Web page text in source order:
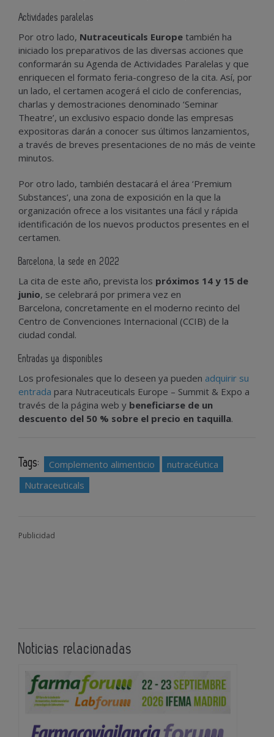
Actividades paralelas
Por otro lado, Nutraceuticals Europe también ha
iniciado los preparativos de las diversas acciones que
conformarán su Agenda de Actividades Paralelas y que
enriquecen el formato feria-congreso de la cita. Así, por
un lado, el certamen acogerá el ciclo de conferencias,
charlas y demostraciones denominado ‘Seminar
Theatre’, un exclusivo espacio donde las empresas
expositoras darán a conocer sus últimos lanzamientos,
a través de breves presentaciones de no más de veinte
minutos.
Por otro lado, también destacará el área ‘Premium
Substances’, una zona de exposición en la que la
organización ofrece a los visitantes una fácil y rápida
identificación de los nuevos productos presentes en el
certamen.
Barcelona, la sede en 2022
La cita de este año, prevista los próximos 14 y 15 de
junio, se celebrará por primera vez en
Barcelona, concretamente en el moderno recinto del
Centro de Convenciones Internacional (CCIB) de la
ciudad condal.
Entradas ya disponibles
Los profesionales que lo deseen ya pueden adquirir su
entrada para Nutraceuticals Europe – Summit & Expo a
través de la página web y beneficiarse de un
descuento del 50 % sobre el precio en taquilla.
Tags: Complemento alimenticio
nutracéutica
Nutraceuticals
Publicidad
Noticias relacionadas